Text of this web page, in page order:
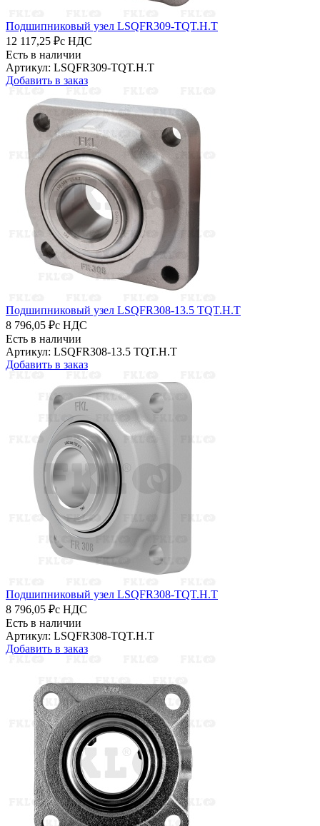
Подшипниковый узел LSQFR309-TQT.H.T
12 117,25 ₽с НДС
Есть в наличии
Артикул: LSQFR309-TQT.H.T
Добавить в заказ
Подшипниковый узел LSQFR308-13.5 TQT.H.T
8 796,05 ₽с НДС
Есть в наличии
Артикул: LSQFR308-13.5 TQT.H.T
Добавить в заказ
Подшипниковый узел LSQFR308-TQT.H.T
8 796,05 ₽с НДС
Есть в наличии
Артикул: LSQFR308-TQT.H.T
Добавить в заказ